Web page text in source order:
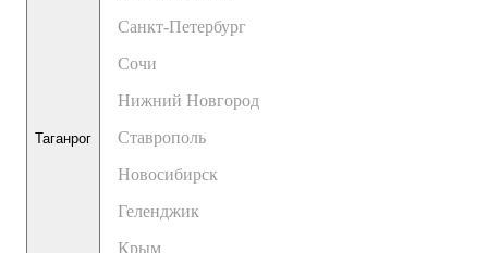
Таганрог
Санкт-Петербург
Сочи
Нижний Новгород
Ставрополь
Новосибирск
Геленджик
Крым